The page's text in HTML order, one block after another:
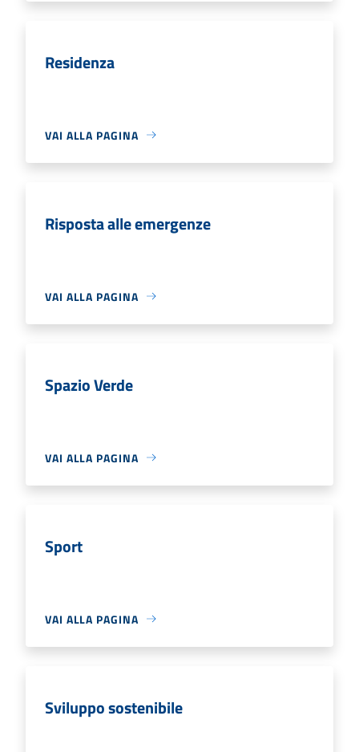
Residenza
VAI ALLA PAGINA
Risposta alle emergenze
VAI ALLA PAGINA
Spazio Verde
VAI ALLA PAGINA
Sport
VAI ALLA PAGINA
Sviluppo sostenibile